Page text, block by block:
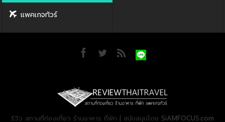
แพคเกจทัวร์
รีวิว สถานที่ท่องเที่ยว ร้านอาหาร ที่พัก | สนับสนุนโดย SiAMFOCUS.com